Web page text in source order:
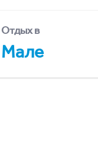
Отдых в
Мале